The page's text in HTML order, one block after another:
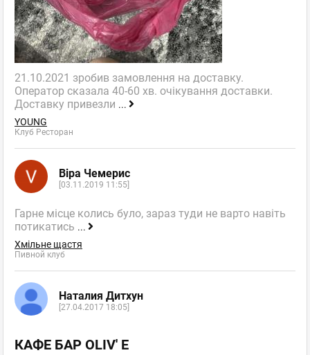
21.10.2021 зробив замовлення на доставку.
Оператор сказала 40-60 хв. очікування доставки.
Доставку привезли ...
YOUNG
Клуб Ресторан
Віра Чемерис
[03.11.2019 11:55]
Гарне місце колись було, зараз туди не варто навіть
потикатись ...
Хмільне щастя
Пивной клуб
Наталия Дитхун
[27.04.2017 18:05]
КАФЕ БАР OLIV' E